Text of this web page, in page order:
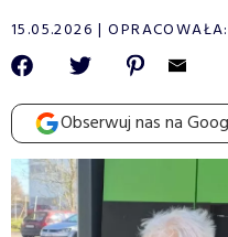
15.05.2026 OPRACOWAŁA:
Obserwuj nas na